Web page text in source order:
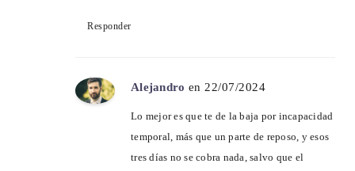
Responder
Alejandro en 22/07/2024
Lo mejor es que te de la baja por incapacidad
temporal, más que un parte de reposo, y esos
tres días no se cobra nada, salvo que el